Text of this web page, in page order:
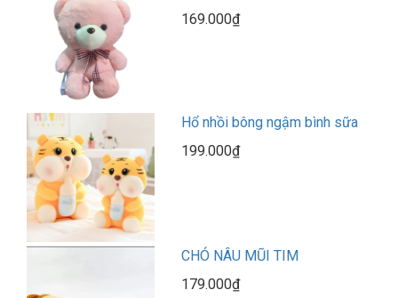
169.000₫
Hổ nhồi bông ngậm bình sữa
199.000₫
CHÓ NÂU MŨI TIM
179.000₫